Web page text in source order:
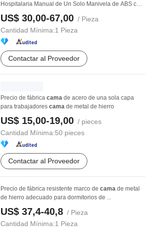
Hospitalaria Manual de Un Solo Manivela de ABS con
US$ 30,00-67,00 / Pieza
Cantidad Mínima:1 Pieza
Contactar al Proveedor
Precio de fábrica cama de acero de una sola capa
para trabajadores cama de metal de hierro
US$ 15,00-19,00 / pieces
Cantidad Mínima:50 pieces
Contactar al Proveedor
Precio de fábrica resistente marco de cama de metal
de hierro adecuado para dormitorios de ...
US$ 37,4-40,8 / Pieza
Cantidad Mínima:1 Pieza